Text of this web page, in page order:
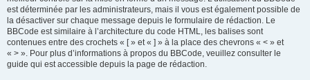
est déterminée par les administrateurs, mais il vous est également possible de
la désactiver sur chaque message depuis le formulaire de rédaction. Le
BBCode est similaire à l’architecture du code HTML, les balises sont
contenues entre des crochets « [ » et « ] » à la place des chevrons « < » et
« > ». Pour plus d’informations à propos du BBCode, veuillez consulter le
guide qui est accessible depuis la page de rédaction.